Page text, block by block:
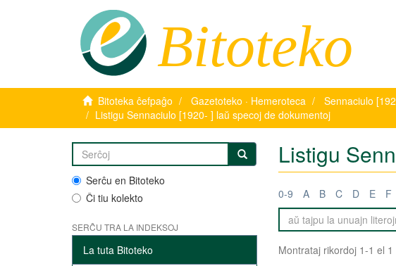
Bitoteko
Bitoteka ĉefpaĝo Gazetoteko · Hemeroteca
Sennaciulo
Listigu Sennaciulo [1920- ] laŭ specoj de dokumentoj
Serĉu en Bitoteko
Ĉi tiu kolekto
SERĈU TRA LA INDEKSOJ
La tuta Bitoteko
Listigu
0-9 A B C D E F
Montrataj rikordoj 1-1 el 1